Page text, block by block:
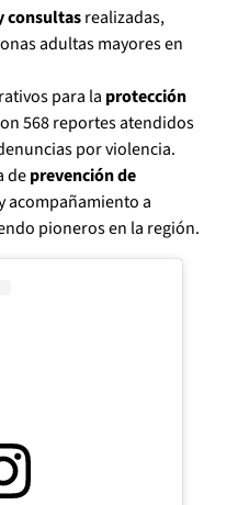
consultasrealizadas,
adultas mayores en
para la protección
568 reportes atendidos
por violencia.
deprevención de
acompañamiento a
pioneros en la región.